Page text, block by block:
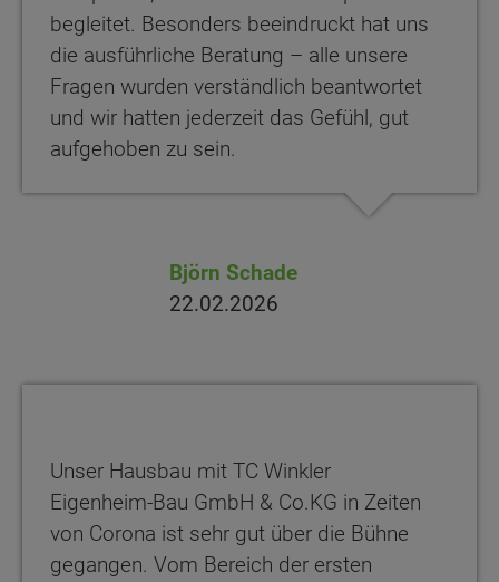
begleitet. Besonders beeindruckt hat uns
die ausführliche Beratung – alle unsere
Fragen wurden verständlich beantwortet
und wir hatten jederzeit das Gefühl, gut
aufgehoben zu sein.
Björn Schade
22.02.2026
Unser Hausbau mit TC Winkler
Eigenheim-Bau GmbH & Co.KG in Zeiten
von Corona ist sehr gut über die Bühne
gegangen. Vom Bereich der ersten